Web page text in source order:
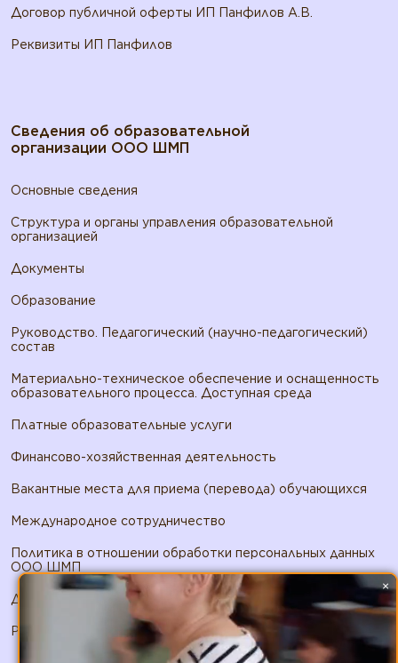
Договор публичной оферты ИП Панфилов А.В.
Реквизиты ИП Панфилов
Сведения об образовательной
организации ООО ШМП
Основные сведения
Структура и органы управления образовательной
организацией
Документы
Образование
Руководство. Педагогический (научно-педагогический)
состав
Материально-техническое обеспечение и оснащенность
образовательного процесса. Доступная среда
Платные образовательные услуги
Финансово-хозяйственная деятельность
Вакантные места для приема (перевода) обучающихся
Международное сотрудничество
Политика в отношении обработки персональных данных
ООО ШМП
Договор публичной оферты ООО ШМП
Реквизиты ООО ШМП
×